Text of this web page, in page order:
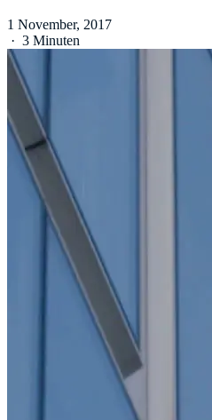
1 November, 2017
· 3 Minuten